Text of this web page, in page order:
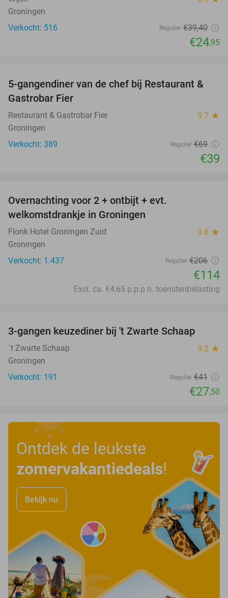
Groningen
Verkocht: 516
Regulier €39,40
€24,95
43%
5-gangendiner van de chef bij Restaurant &
Gastrobar Fier
Restaurant & Gastrobar Fier 9.7 star
Groningen
Verkocht: 389
Regulier €69
€39
Overnachting voor 2 + ontbijt + evt.
welkomstdrankje in Groningen
Flonk Hotel Groningen Zuid 9.8 star
Groningen
Verkocht: 1.437
Regulier €206
€114
Excl. ca. €4,65 p.p.p.n. toeristenbelasting
3-gangen keuzediner bij 't Zwarte Schaap
´t Zwarte Schaap 9.2 star
Groningen
Verkocht: 191
Regulier €41
€27,50
Ontdek de leukste
zomervakantiedeals!
Bekijk nu